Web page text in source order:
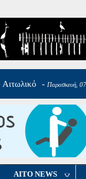
AITO NEWS